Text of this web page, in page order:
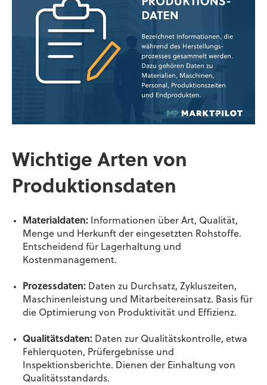
Wichtige Arten von
Produktionsdaten
Materialdaten:Informationen über Art, Qualität,
Menge und Herkunft der eingesetzten Rohstoffe.
Entscheidend für Lagerhaltung und
Kostenmanagement.
Prozessdaten:Daten zu Durchsatz, Zykluszeiten,
Maschinenleistung und Mitarbeitereinsatz. Basis für
die Optimierung von Produktivität und Effizienz.
Qualitätsdaten:Daten zur Qualitätskontrolle, etwa
Fehlerquoten, Prüfergebnisse und
Inspektionsberichte. Dienen der Einhaltung von
Qualitätsstandards.